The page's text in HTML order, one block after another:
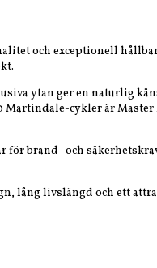
och exceptionell
ytan ger en naturlig
cykler är
brand- och
lång livslängd och ett